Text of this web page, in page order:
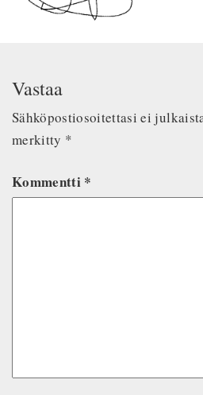
Vastaa
Sähköpostiosoitettasi ei
merkitty *
Kommentti *